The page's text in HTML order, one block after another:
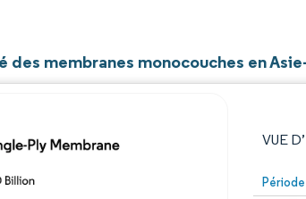
des membranes monocouches en
VUE